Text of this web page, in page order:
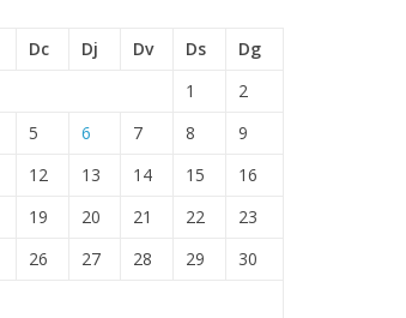
Dc Dj Dv Ds
Dg
1
2
5 6 7 8
9
12 13 14 15
16
19 20 21 22
23
26 27 28 29
30